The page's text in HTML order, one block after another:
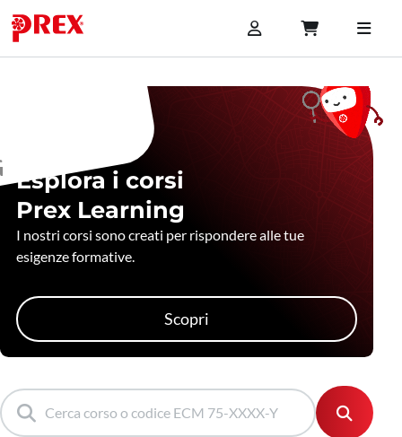
Esplora i corsi
Prex Learning
I nostri corsi sono creati per rispondere alle tue
esigenze formative.
Scopri